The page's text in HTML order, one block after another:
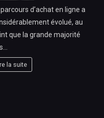
parcours d’achat en ligne a
évolué, au
que la grande majorité
la suite